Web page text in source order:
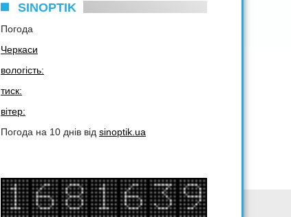
SINOPTIK
Погода
Черкаси
вологість:
тиск:
вітер:
Погода на 10 днів від sinoptik.ua